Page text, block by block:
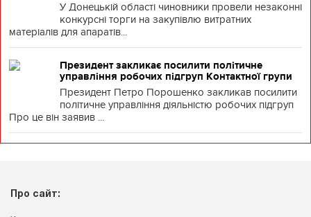
У Донецькій області чиновники провели незаконні
конкурсні торги на закупівлю витратних
матеріалів для апаратів...
Президент закликає посилити політичне
управління робочих підгруп Контактної групи
Президент Петро Порошенко закликав посилити
політичне управління діяльністю робочих підгруп
Про це він заявив ...
Про сайт: